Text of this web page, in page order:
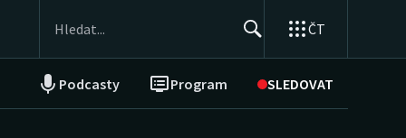
ČT
Podcasty Program SLEDOVAT
NEPŘEHLÉDNĚTE